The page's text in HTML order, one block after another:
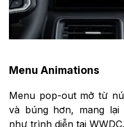
Menu Animations
Menu pop-out mở từ
và búng hơn, mang lại
như trình diễn tại WWDC.